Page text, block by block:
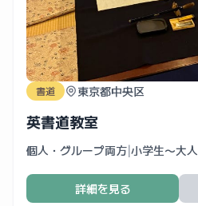
書道 東京都中央区
英書道教室
個人・グループ両方|小学生〜大人
詳細を見る